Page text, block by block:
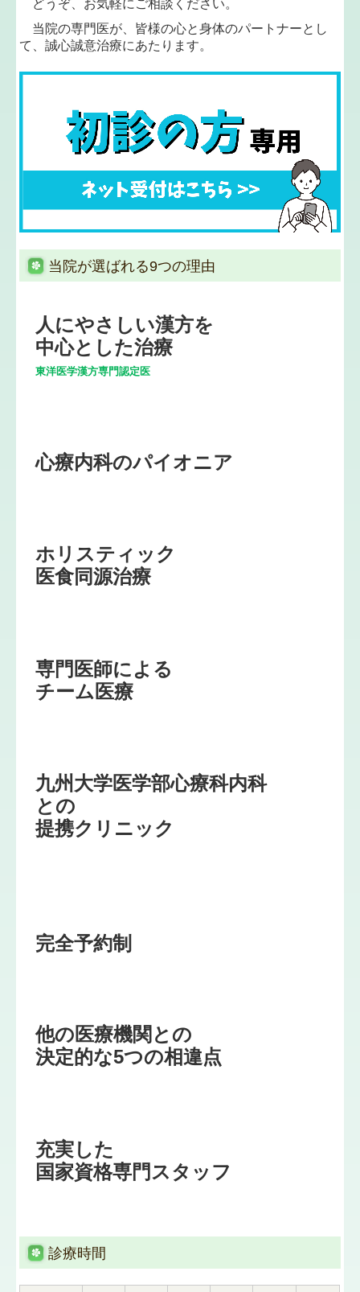
どうぞ、お気軽にご相談ください。
当院の専門医が、皆様の心と身体のパートナーとし
て、誠心誠意治療にあたります。
当院が選ばれる9つの理由
人にやさしい漢方を
中心とした治療
東洋医学漢方専門認定医
ホリスティック
医食同源治療
専門医師による
チーム医療
九州大学医学部心療科内科
との
提携クリニック
完全予約制
他の医療機関との
決定的な5つの相違点
充実した
国家資格専門スタッフ
診療時間